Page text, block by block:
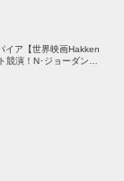
イア【世界映画Hakken
演！N･ジョーダン監